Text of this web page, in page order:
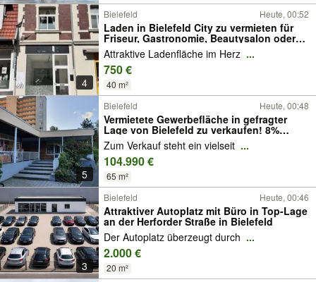
4
Bielefeld Heute, 00:52
Laden in Bielefeld City zu vermieten für
Friseur, Gastronomie, Beautysalon oder
Büro!
Attraktive Ladenfläche im Herz ...
750 €
40 m²
5
Bielefeld Heute, 00:48
Vermietete Gewerbefläche in gefragter
Lage von Bielefeld zu verkaufen! 8%
Bruttorendite
Zum Verkauf steht ein vielseit ...
104.990 €
65 m²
3
Bielefeld Heute, 00:46
Attraktiver Autoplatz mit Büro in Top-Lage
an der Herforder Straße in Bielefeld
Der Autoplatz überzeugt durch ...
2.000 €
20 m²